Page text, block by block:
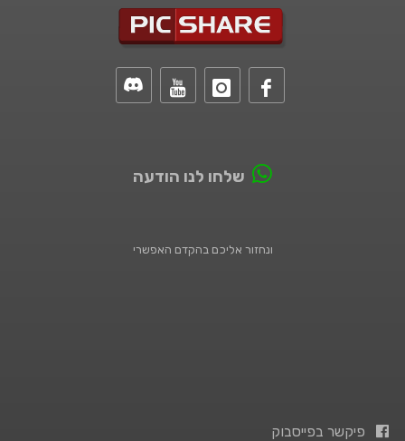
שלחו לנו הודעה
ונחזור אליכם בהקדם האפשרי
פיקשר בפייסבוק